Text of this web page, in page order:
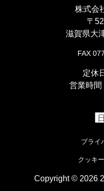
株式会
〒
滋賀県大
FAX
定休
営業時間
プライ
クッキ
Copyright © 2026